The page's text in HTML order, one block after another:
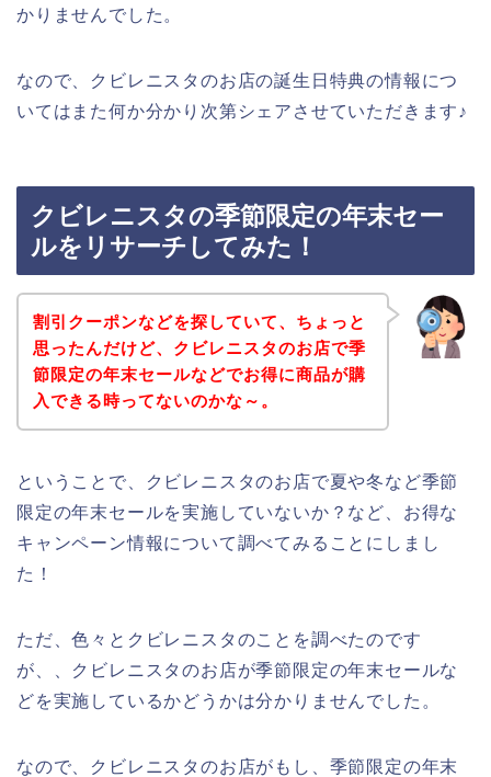
かりませんでした。
なので、クビレニスタのお店の誕生日特典の情報につ
いてはまた何か分かり次第シェアさせていただきます♪
クビレニスタの季節限定の年末セー
ルをリサーチしてみた！
割引クーポンなどを探していて、ちょっと
思ったんだけど、クビレニスタのお店で季
節限定の年末セールなどでお得に商品が購
入できる時ってないのかな～。
ということで、クビレニスタのお店で夏や冬など季節
限定の年末セールを実施していないか？など、お得な
キャンペーン情報について調べてみることにしまし
た！
ただ、色々とクビレニスタのことを調べたのです
が、、クビレニスタのお店が季節限定の年末セールな
どを実施しているかどうかは分かりませんでした。
なので、クビレニスタのお店がもし、季節限定の年末